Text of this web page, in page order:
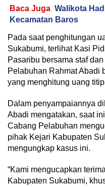
Baca Juga Walikota
Kecamatan Baros
Pada saat penghitungan
Sukabumi, terlihat Kasi
Pasaribu bersama staf
Pelabuhan Rahmat Abadi
yang menghitung uang
Dalam penyampaiannya
Abadi mengatakan, saat
Cabang Pelabuhan
pihak Kejari Kabupaten
mengungkap kasus ini.
“Kami mengucapkan
Kabupaten Sukabumi,